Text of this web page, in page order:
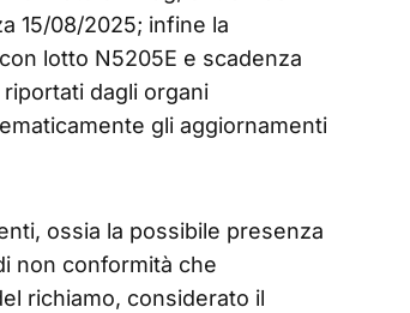
15/08/2025; infine la
lotto N5205E e scadenza
dagli organi
gli aggiornamenti
ossia la possibile presenza
non conformità che
richiamo, considerato il